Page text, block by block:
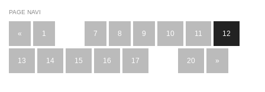
PAGE NAVI
« 1 7 8 9 10 11 12
13 14 15 16 17 20 »